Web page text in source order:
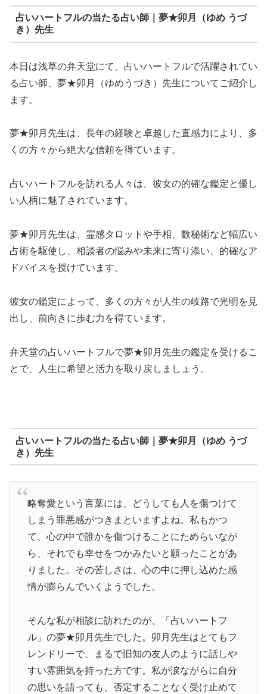
占いハートフルの当たる占い師｜夢★卯月（ゆめ うづ
き）先生
本日は浅草の弁天堂にて、占いハートフルで活躍されてい
る占い師、夢★卯月（ゆめうづき）先生についてご紹介し
ます。
夢★卯月先生は、長年の経験と卓越した直感力により、多
くの方々から絶大な信頼を得ています。
占いハートフルを訪れる人々は、彼女の的確な鑑定と優し
い人柄に魅了されています。
夢★卯月先生は、霊感タロットや手相、数秘術など幅広い
占術を駆使し、相談者の悩みや未来に寄り添い、的確なア
ドバイスを授けています。
彼女の鑑定によって、多くの方々が人生の岐路で光明を見
出し、前向きに歩む力を得ています。
弁天堂の占いハートフルで夢★卯月先生の鑑定を受けるこ
とで、人生に希望と活力を取り戻しましょう。
占いハートフルの当たる占い師｜夢★卯月（ゆめ うづ
き）先生
略奪愛という言葉には、どうしても人を傷つけて
しまう罪悪感がつきまといますよね。私もかつ
て、心の中で誰かを傷つけることにためらいなが
ら、それでも幸せをつかみたいと願ったことがあ
りました。その苦しさは、心の中に押し込めた感
情が膨らんでいくようでした。
そんな私が相談に訪れたのが、「占いハートフ
ル」の夢★卯月先生でした。卯月先生はとてもフ
レンドリーで、まるで旧知の友人のように話しや
すい雰囲気を持った方です。私が涙ながらに自分
の思いを語っても、否定することなく受け止めて